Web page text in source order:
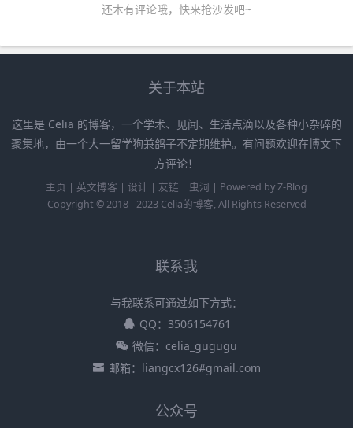
还木有评论哦，快来抢沙发吧~
关于本站
这里是 Celia 的博客，一个学术、见闻、生活点滴以及各种小杂碎的
聚集地，由一个大一留学狗兼鸽子不定期维护。有问题欢迎在博文下
方评论！
主页 | 英文博客 | 设计 | 友链 | 虫洞 | Powered byZ-Blog
Copyright © 2018 - 2023 Celia的博客, All Rights Reserved
联系我
与我联系可通过如下方式：
QQ：3506154761
微信：celia_gugugu
邮箱：liangcx126#gmail.com
公众号